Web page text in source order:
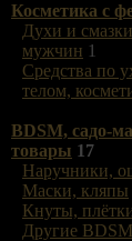
Косметика с
Духи и
мужчин 1
Средства по
телом,
BDSM, садо-
товары 17
Наручники,
Маски, кляпы
Кнуты,
Другие